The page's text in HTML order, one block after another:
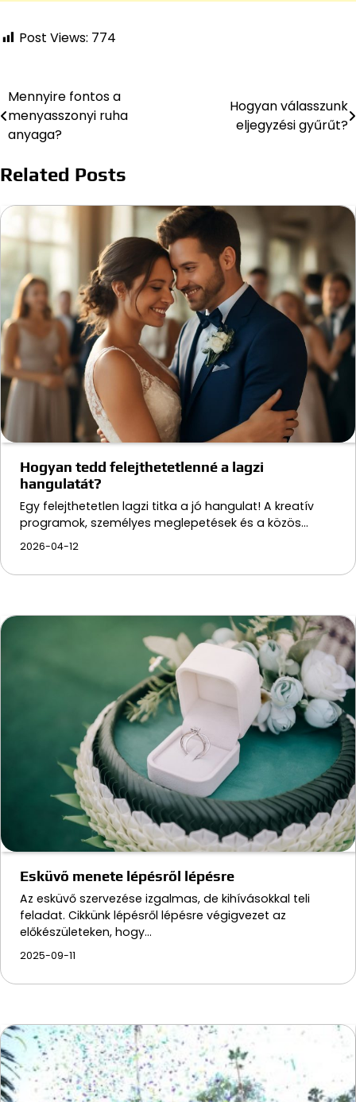
Post Views: 774
Bejegyzés
navigáció
Mennyire fontos a
menyasszonyi ruha
anyaga?
Hogyan válasszunk
eljegyzési gyűrűt?
Related Posts
Hogyan tedd felejthetetlenné a lagzi
hangulatát?
Egy felejthetetlen lagzi titka a jó hangulat! A kreatív
programok, személyes meglepetések és a közös…
2026-04-12
Esküvő menete lépésről lépésre
Az esküvő szervezése izgalmas, de kihívásokkal teli
feladat. Cikkünk lépésről lépésre végigvezet az
előkészületeken, hogy…
2025-09-11